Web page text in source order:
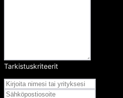
Tarkistuskriteerit